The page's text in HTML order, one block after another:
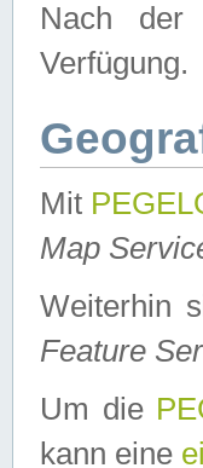
Nach der
Verfügung.
Mit
Map
Weiterhin
Feature
Um die
kann eine